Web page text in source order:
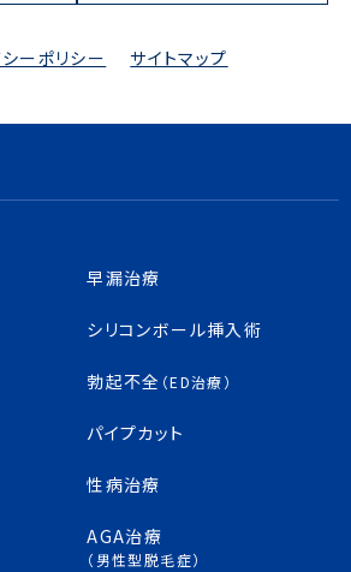
ーポリシー サイトマップ
早漏治療
シリコンボール挿入術
勃起不全 （ED治療）
パイプカット
性病治療
AGA治療
（男性型脱毛症）